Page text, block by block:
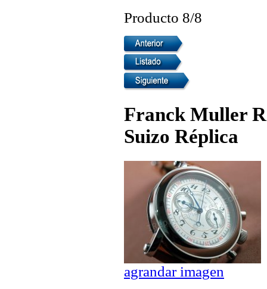
Producto 8/8
Franck Muller
Suizo Réplica
agrandar imagen